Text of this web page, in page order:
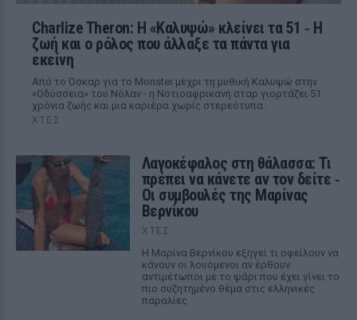
Charlize Theron: Η «Καλυψώ» κλείνει τα 51 ‑ H
ζωή και ο ρόλος που άλλαξε τα πάντα για
εκείνη
Από το Όσκαρ για το Monster μέχρι τη μυθική Καλυψώ στην
«Οδύσσεια» του Νόλαν - η Νοτιοαφρικανή σταρ γιορτάζει 51
χρόνια ζωής και μια καριέρα χωρίς στερεότυπα.
ΧΤΕΣ
Λαγοκέφαλος στη θάλασσα: Τι
πρέπει να κάνετε αν τον δείτε ‑
Οι συμβουλές της Μαρίνας
Βερνίκου
ΧΤΕΣ
Η Μαρίνα Βερνίκου εξηγεί τι οφείλουν να
κάνουν οι λουόμενοι αν έρθουν
αντιμέτωποι με το ψάρι που έχει γίνει το
πιο συζητημένο θέμα στις ελληνικές
παραλίες